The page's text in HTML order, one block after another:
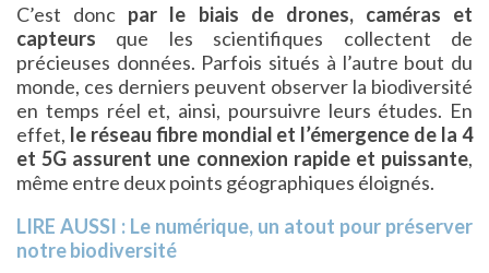
C’est donc par le biais de drones, caméras et
capteurs que les scientifiques collectent de
précieuses données. Parfois situés à l’autre bout du
monde, ces derniers peuvent observer la biodiversité
en temps réel et, ainsi, poursuivre leurs études. En
effet, le réseau fibre mondial et l’émergence de la 4
et 5G assurent une connexion rapide et puissante,
même entre deux points géographiques éloignés.
LIRE AUSSI : Le numérique, un atout pour préserver
notre biodiversité